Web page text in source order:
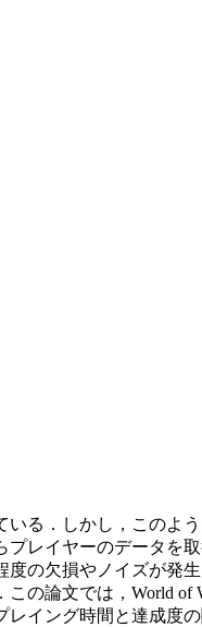
る．しかし，この
レイヤーのデータ
度の欠損やノイズが発生
の論文では，World
イング時間と達成